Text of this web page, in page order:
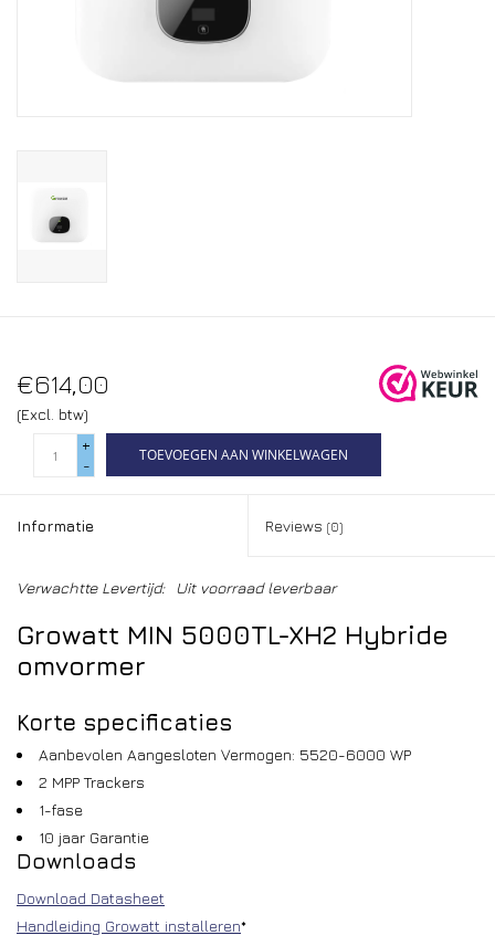
Servicecontract
€614,00
(Excl. btw)
+
-
TOEVOEGEN AAN WINKELWAGEN
Informatie Reviews (0)
Verwachtte Levertijd: Uit voorraad leverbaar
Growatt MIN 5000TL-XH2 Hybride
omvormer
Korte specificaties
Aanbevolen Aangesloten Vermogen: 5520-6000 WP
2 MPP Trackers
1-fase
10 jaar Garantie
Downloads
Download Datasheet
Handleiding Growatt installeren*